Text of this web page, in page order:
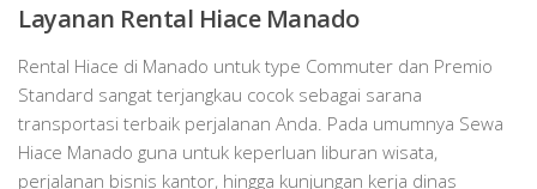
Layanan Rental Hiace Manado
Rental Hiace di Manado untuk type Commuter dan Premio
Standard sangat terjangkau cocok sebagai sarana
transportasi terbaik perjalanan Anda. Pada umumnya Sewa
Hiace Manado guna untuk keperluan liburan wisata,
perjalanan bisnis kantor, hingga kunjungan kerja dinas